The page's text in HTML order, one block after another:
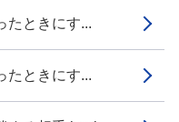
ときにす...
ときにす...